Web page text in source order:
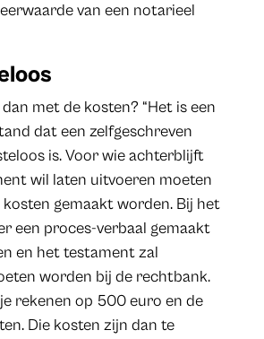
van een notarieel
met de kosten? “Het is een
dat een zelfgeschreven
is. Voor wie achterblijft
wil laten uitvoeren moeten
gemaakt worden. Bij het
een proces-verbaal gemaakt
en het testament zal
worden bij de rechtbank.
rekenen op 500 euro en de
Die kosten zijn dan te